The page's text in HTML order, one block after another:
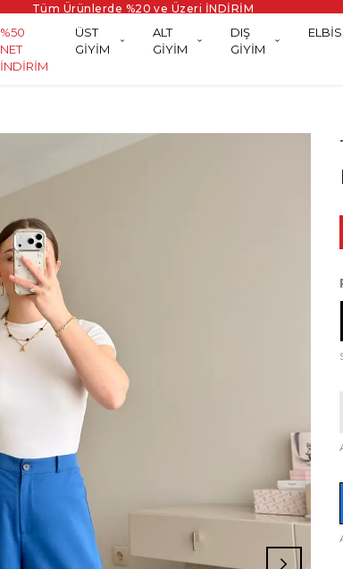
Tüm Ürünlerde %20 ve Üzeri İNDİRİM
%50
NET
İNDİRİM
ÜST
GİYİM
ALT
GİYİM
DIŞ
GİYİM